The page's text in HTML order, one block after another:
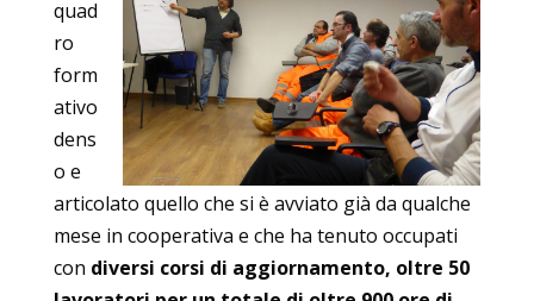
quad
ro
form
ativo
dens
o e
articolato quello che si è avviato già da qualche
mese in cooperativa e che ha tenuto occupati
con diversi corsi di aggiornamento, oltre 50